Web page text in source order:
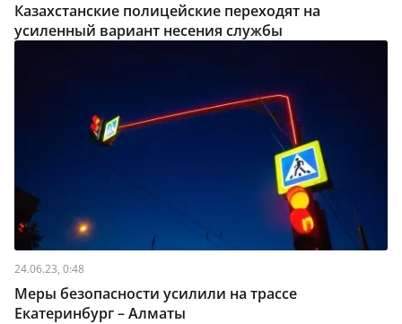
Казахстанские полицейские переходят на
усиленный вариант несения службы
24.06.23, 0:48
Меры безопасности усилили на трассе
Екатеринбург – Алматы